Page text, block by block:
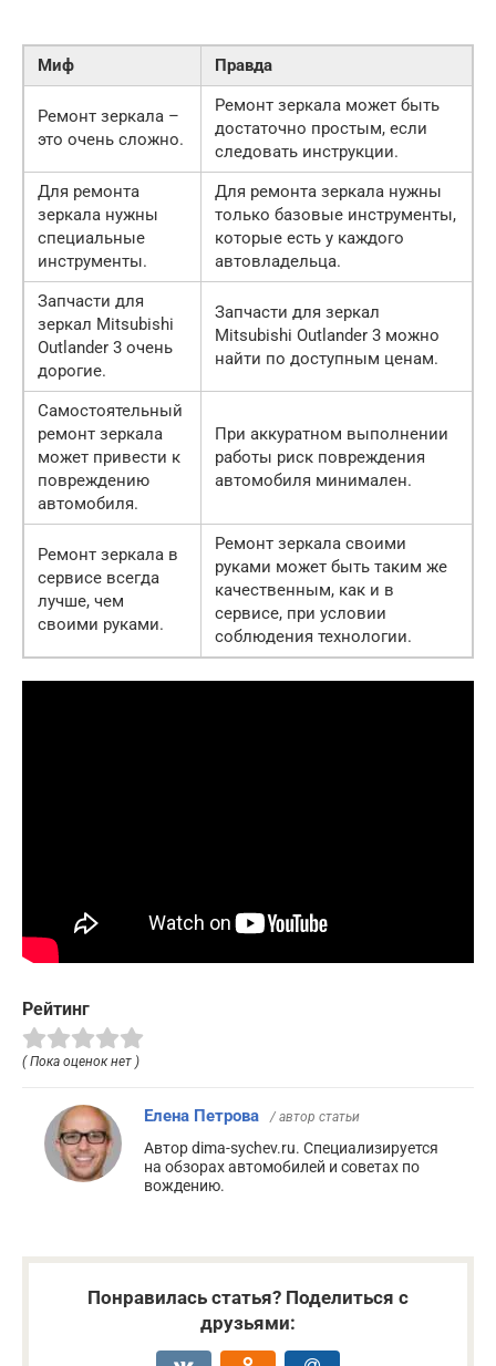
Миф Правда
Ремонт зеркала –
это очень сложно.
Ремонт зеркала может быть
достаточно простым, если
следовать инструкции.
Для ремонта
зеркала нужны
специальные
инструменты.
Для ремонта зеркала нужны
только базовые инструменты,
которые есть у каждого
автовладельца.
Запчасти для
зеркал Mitsubishi
Outlander 3 очень
дорогие.
Запчасти для зеркал
Mitsubishi Outlander 3 можно
найти по доступным ценам.
Самостоятельный
ремонт зеркала
может привести к
повреждению
автомобиля.
При аккуратном выполнении
работы риск повреждения
автомобиля минимален.
Ремонт зеркала в
сервисе всегда
лучше, чем
своими руками.
Ремонт зеркала своими
руками может быть таким же
качественным, как и в
сервисе, при условии
соблюдения технологии.
Рейтинг
( Пока оценок нет )
Елена Петрова / автор статьи
Автор dima-sychev.ru. Специализируется
на обзорах автомобилей и советах по
вождению.
Понравилась статья? Поделиться с
друзьями: